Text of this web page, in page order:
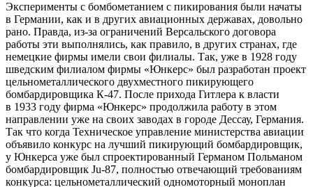
Эксперименты с бомбометанием с пикирования были начаты
в Германии, как и в других авиационных державах, довольно
рано. Правда, из-за ограничений Версальского договора
работы эти выполнялись, как правило, в других странах, где
немецкие фирмы имели свои филиалы. Так, уже в 1928 году
шведским филиалом фирмы «Юнкерс» был разработан проект
цельнометаллического двухместного пикирующего
бомбардировщика К-47. После прихода Гитлера к власти
в 1933 году фирма «Юнкерс» продолжила работу в этом
направлении уже на своих заводах в городе Дессау, Германия.
Так что когда Техническое управление министерства авиации
объявило конкурс на лучший пикирующий бомбардировщик,
у Юнкерса уже был спроектированный Германом Польманом
бомбардировщик Ju-87, полностью отвечающий требованиям
конкурса: цельнометаллический одномоторный моноплан